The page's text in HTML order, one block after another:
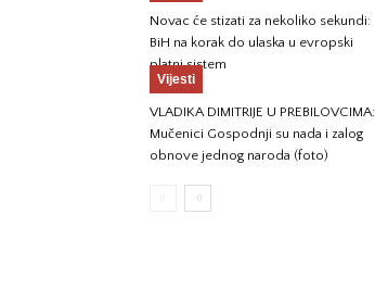
Novac će stizati za nekoliko sekundi:
BiH na korak do ulaska u evropski
platni sistem
Vijesti
VLADIKA DIMITRIJE U PREBILOVCIMA:
Mučenici Gospodnji su nada i zalog
obnove jednog naroda (foto)